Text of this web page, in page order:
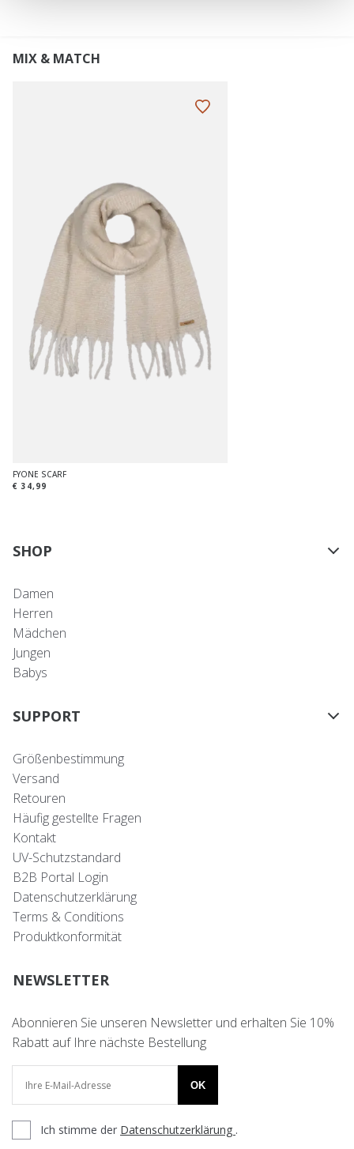
MIX & MATCH
FYONE SCARF
€ 34,99
SHOP
Damen
Herren
Mädchen
Jungen
Babys
SUPPORT
Größenbestimmung
Versand
Retouren
Häufig gestellte Fragen
Kontakt
UV-Schutzstandard
B2B Portal Login
Datenschutzerklärung
Terms & Conditions
Produktkonformität
NEWSLETTER
Abonnieren Sie unseren Newsletter und erhalten Sie 10%
Rabatt auf Ihre nächste Bestellung
OK
Ich stimme der Datenschutzerklärung .